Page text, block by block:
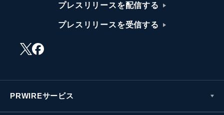
プレスリリースを配信する
プレスリリースを受信する
PRWIREサービス